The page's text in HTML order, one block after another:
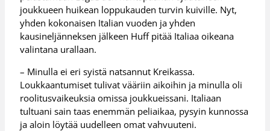
joukkueen huikean loppukauden turvin kuiville. Nyt,
yhden kokonaisen Italian vuoden ja yhden
kausineljänneksen jälkeen Huff pitää Italiaa oikeana
valintana urallaan.
– Minulla ei eri syistä natsannut Kreikassa.
Loukkaantumiset tulivat vääriin aikoihin ja minulla oli
roolitusvaikeuksia omissa joukkueissani. Italiaan
tultuani sain taas enemmän peliaikaa, pysyin kunnossa
ja aloin löytää uudelleen omat vahvuuteni.